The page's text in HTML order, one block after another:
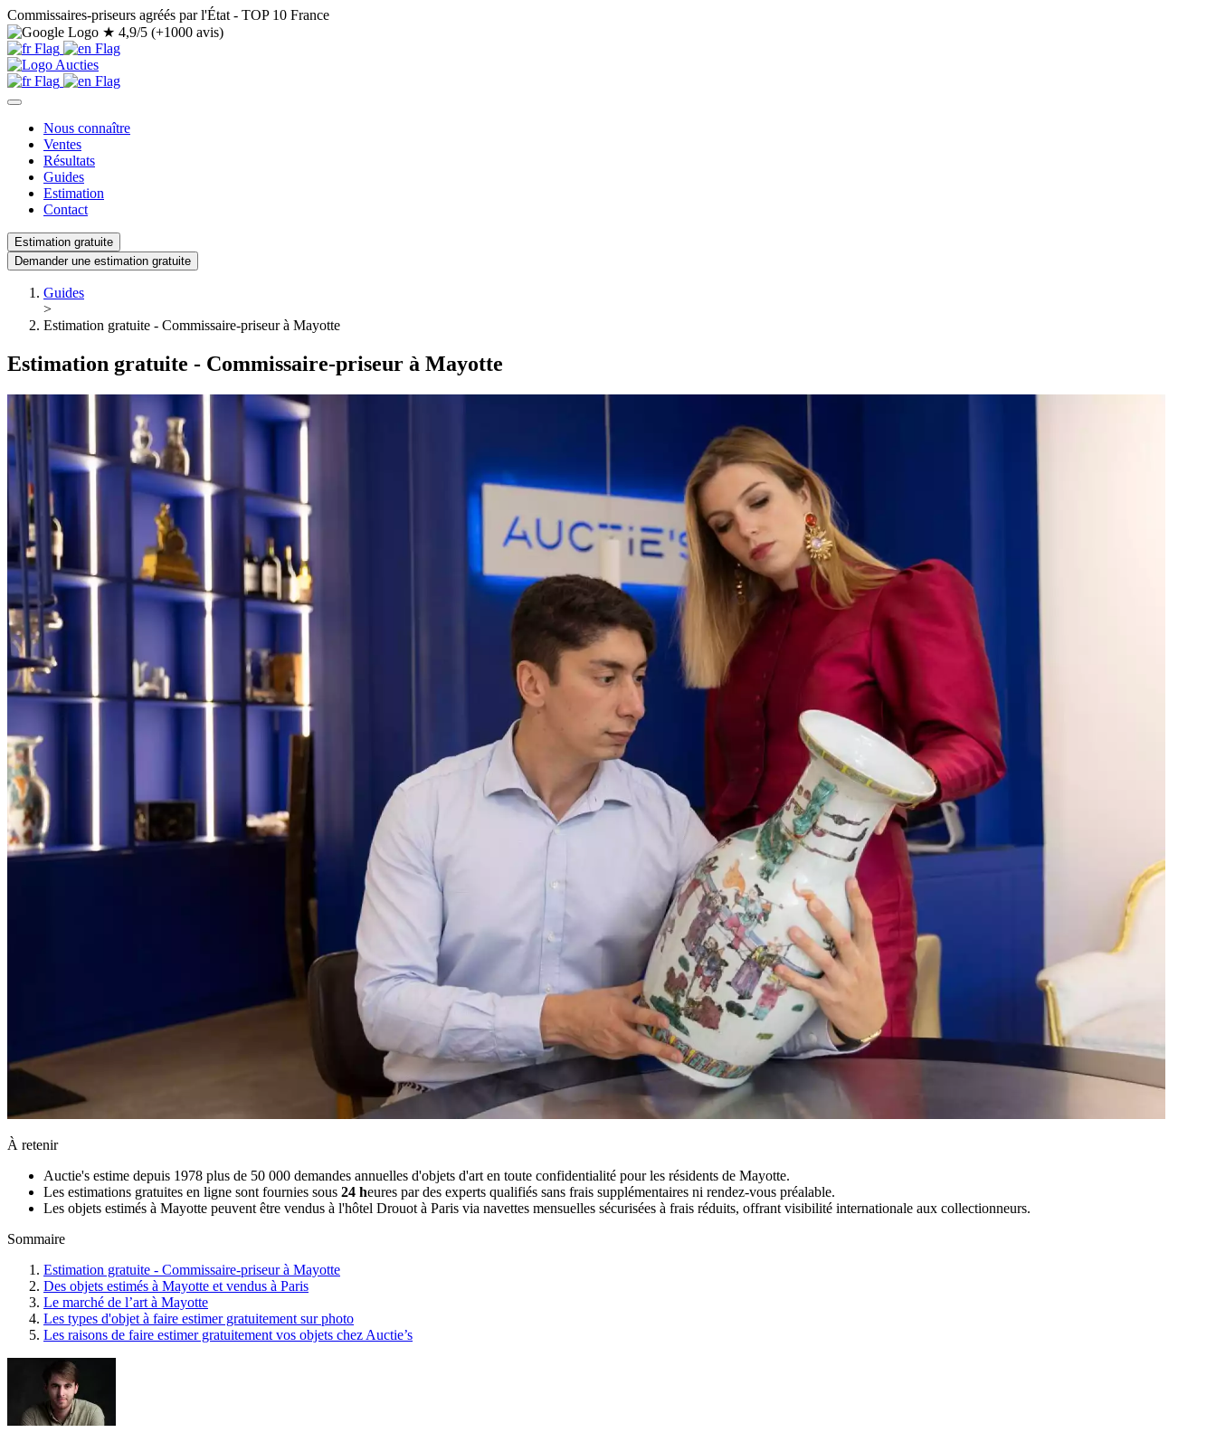
Commissaires-priseurs agréés par l'État - TOP 10 France
★ 4,9/5 (+1000 avis)
Nous connaître
Ventes
Résultats
Guides
Estimation
Contact
Estimation gratuite
Demander une estimation gratuite
Guides
>
Estimation gratuite - Commissaire-priseur à Mayotte
Estimation gratuite - Commissaire-priseur à Mayotte
À retenir
Auctie's estime depuis 1978 plus de 50 000 demandes annuelles d'objets d'art en toute confidentialité pour les résidents de Mayotte.
Les estimations gratuites en ligne sont fournies sous 24 heures par des experts qualifiés sans frais supplémentaires ni rendez-vous préalable.
Les objets estimés à Mayotte peuvent être vendus à l'hôtel Drouot à Paris via navettes mensuelles sécurisées à frais réduits, offrant visibilité internationale aux collectionneurs.
Sommaire
Estimation gratuite - Commissaire-priseur à Mayotte
Des objets estimés à Mayotte et vendus à Paris
Le marché de l’art à Mayotte
Les types d'objet à faire estimer gratuitement sur photo
Les raisons de faire estimer gratuitement vos objets chez Auctie’s